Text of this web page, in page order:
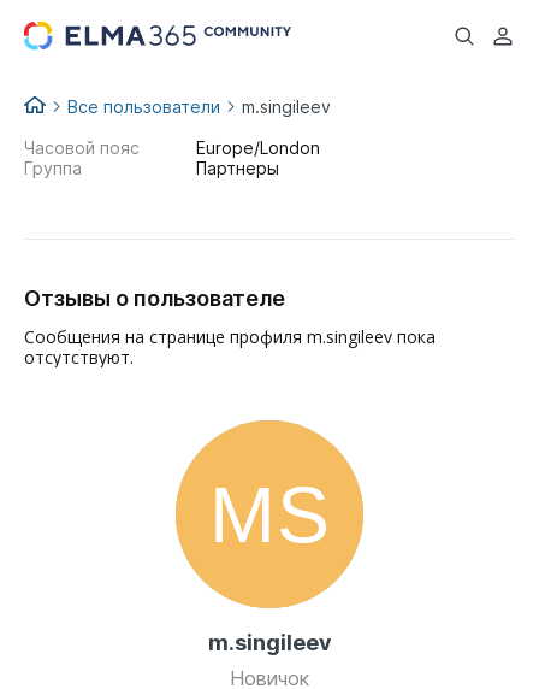
...
Все пользователи m.singileev
m.singileev
Новичок
Часовой пояс
Europe/London
Группа
Партнеры
Отзывы о пользователе
Сообщения на странице профиля m.singileev пока
отсутствуют.